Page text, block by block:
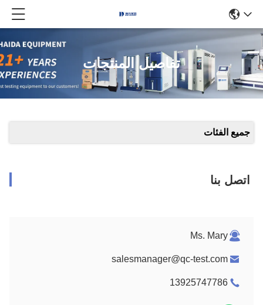
تفاصيل المنتجات
جميع الفئات
اتصل بنا
Ms. Mary
salesmanager@qc-test.com
13925747786